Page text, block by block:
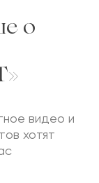
о
видео и
хотят